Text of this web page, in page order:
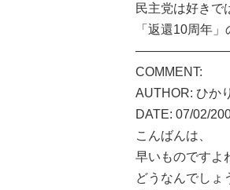
民主党は好きで
「返還10周年
COMMENT:
AUTHOR: ひかり
DATE: 07/02/
こんばんは、
早いものですよ
どうなんでしょ